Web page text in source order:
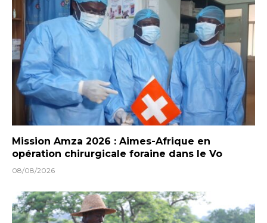
Mission Amza 2026 : Aimes-Afrique en
opération chirurgicale foraine dans le Vo
08/08/2026